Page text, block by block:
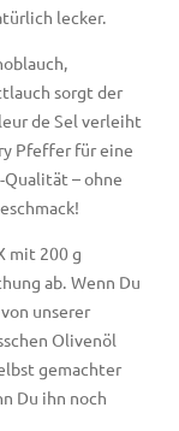
lecker.
sorgt der
de Sel verleiht
Pfeffer für eine
– ohne
mit 200 g
ab. Wenn Du
unserer
Olivenöl
gemachter
Du ihn noch